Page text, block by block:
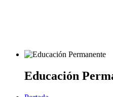
Educación